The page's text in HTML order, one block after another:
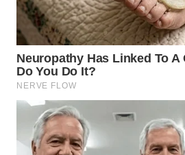
Recursos
Utilizados
Equipamentos
Os analistas empregaram
elementos na pesquisa do